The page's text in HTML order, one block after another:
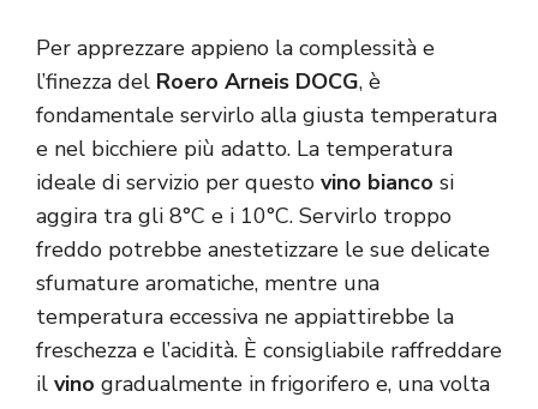
Per apprezzare appieno la complessità e
l’finezza del Roero Arneis DOCG, è
fondamentale servirlo alla giusta temperatura
e nel bicchiere più adatto. La temperatura
ideale di servizio per questo vino bianco si
aggira tra gli 8°C e i 10°C. Servirlo troppo
freddo potrebbe anestetizzare le sue delicate
sfumature aromatiche, mentre una
temperatura eccessiva ne appiattirebbe la
freschezza e l’acidità. È consigliabile raffreddare
il vino gradualmente in frigorifero e, una volta